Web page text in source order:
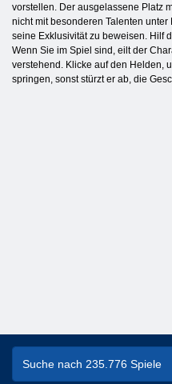
vorstellen. Der ausgelassene Platz
nicht mit besonderen Talenten
seine Exklusivität zu beweisen. Hilf
Wenn Sie im Spiel sind, eilt der
verstehend. Klicke auf den Helden,
springen, sonst stürzt er ab, die